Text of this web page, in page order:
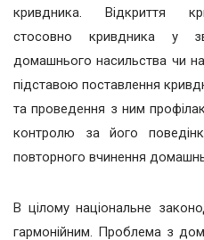
кривдника. Відкриття
стосовно кривдника у
домашнього насильства чи
підставою поставлення
та проведення з ним
контролю за його
повторного вчинення
В цілому національне
гармонійним. Проблема з